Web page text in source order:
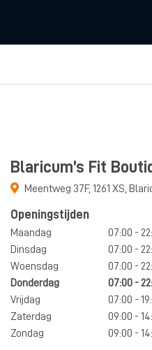
Blaricum’s Fit
Meentweg 37F, 1261 XS
Openingstijden
Maandag
07:00 -
Dinsdag
07:00 -
Woensdag
07:00 -
Donderdag
07:00 -
Vrijdag
07:00 -
Zaterdag
09:00 -
Zondag
09:00 -